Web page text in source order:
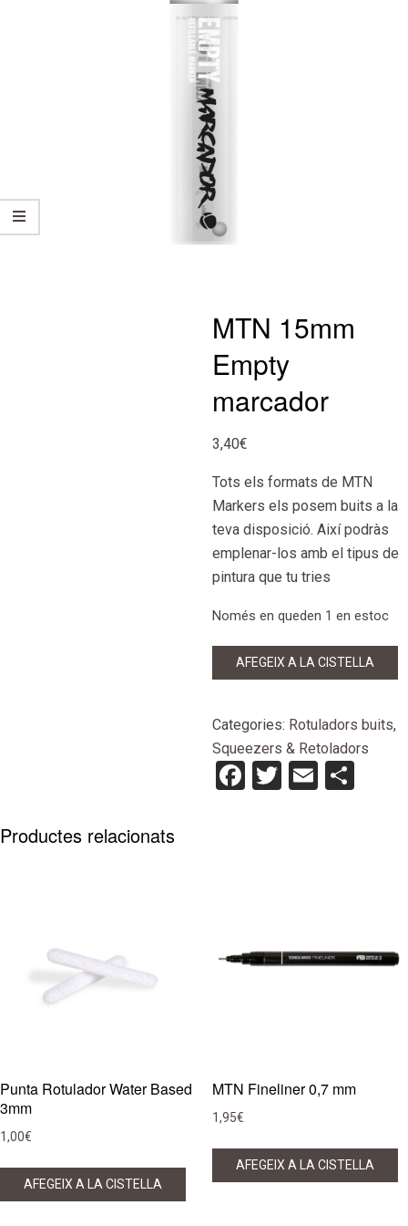
MTN 15mm
Empty
marcador
3,40€
Tots els formats de MTN
Markers els posem buits a la
teva disposició. Així podràs
emplenar-los amb el tipus de
pintura que tu tries
Només en queden 1 en estoc
quantitat
Empty
marcador
AFEGEIX A LA CISTELLA
Categories: Rotuladors buits,
Squeezers & Retoladors
Facebook
Twitter
Email
Productes relacionats
Punta Rotulador Water Based
3mm
1,00€
AFEGEIX A LA CISTELLA
MTN Fineliner 0,7 mm
1,95€
AFEGEIX A LA CISTELLA